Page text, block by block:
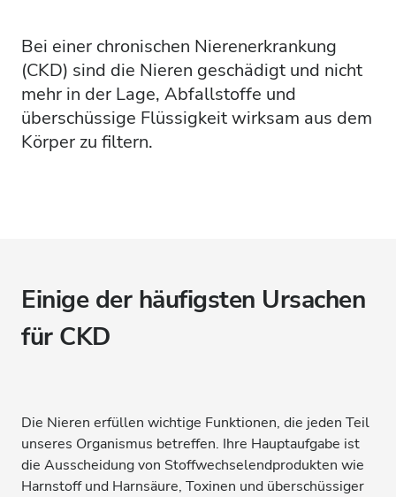
Bei einer chronischen Nierenerkrankung
(CKD) sind die Nieren geschädigt und nicht
mehr in der Lage, Abfallstoffe und
überschüssige Flüssigkeit wirksam aus dem
Körper zu filtern.
Einige der häufigsten Ursachen
für CKD
Die Nieren erfüllen wichtige Funktionen, die jeden Teil
unseres Organismus betreffen. Ihre Hauptaufgabe ist
die Ausscheidung von Stoffwechselendprodukten wie
Harnstoff und Harnsäure, Toxinen und überschüssiger